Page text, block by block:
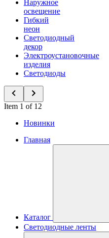
Наружное
освещение
Гибкий
неон
Светодиодный
декор
Электроустановочные
изделия
Светодиоды
Item 1 of 12
Новинки
Главная
Каталог
Светодиодные ленты